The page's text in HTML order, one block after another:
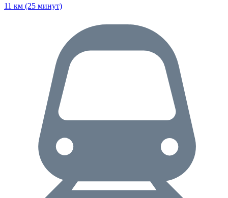
11 км (25 минут)